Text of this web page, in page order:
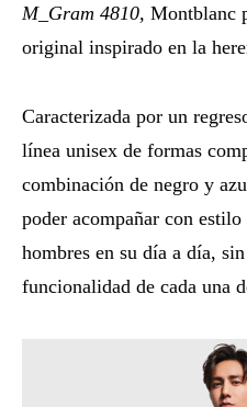
M_Gram 4810, Montblanc
original inspirado en la
Caracterizada por un
línea unisex de formas
combinación de negro y
poder acompañar con
hombres en su día a día,
funcionalidad de cada una